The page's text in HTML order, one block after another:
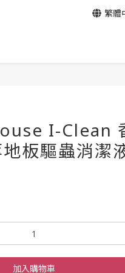
繁體
I-Clean
板驅蟲消潔
加入購物車